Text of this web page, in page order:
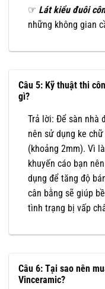
☞ Lát kiểu đuôi
những không gian
Câu 5: Kỹ thuật thi
gì?
Trả lời: Để sàn nhà
nên sử dụng ke
(khoảng 2mm). Vì
khuyến cáo bạn
dụng để tăng độ
cân bằng sẽ giúp
tình trạng bị vấp
Câu 6: Tại sao nên
Vinceramic?